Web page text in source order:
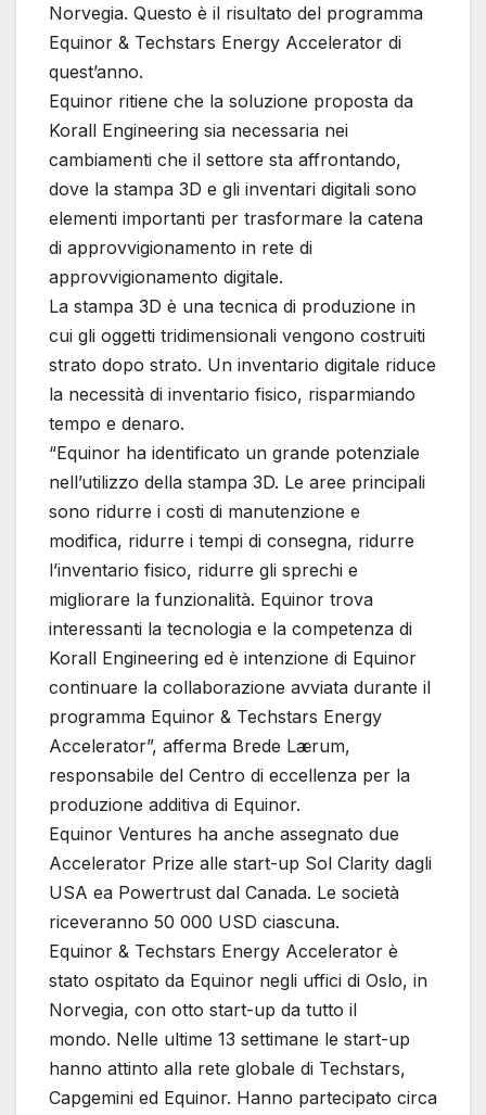
Norvegia. Questo è il risultato del programma
Equinor & Techstars Energy Accelerator di
quest’anno.
Equinor ritiene che la soluzione proposta da
Korall Engineering sia necessaria nei
cambiamenti che il settore sta affrontando,
dove la stampa 3D e gli inventari digitali sono
elementi importanti per trasformare la catena
di approvvigionamento in rete di
approvvigionamento digitale.
La stampa 3D è una tecnica di produzione in
cui gli oggetti tridimensionali vengono costruiti
strato dopo strato. Un inventario digitale riduce
la necessità di inventario fisico, risparmiando
tempo e denaro.
“Equinor ha identificato un grande potenziale
nell’utilizzo della stampa 3D. Le aree principali
sono ridurre i costi di manutenzione e
modifica, ridurre i tempi di consegna, ridurre
l’inventario fisico, ridurre gli sprechi e
migliorare la funzionalità. Equinor trova
interessanti la tecnologia e la competenza di
Korall Engineering ed è intenzione di Equinor
continuare la collaborazione avviata durante il
programma Equinor & Techstars Energy
Accelerator”, afferma Brede Lærum,
responsabile del Centro di eccellenza per la
produzione additiva di Equinor.
Equinor Ventures ha anche assegnato due
Accelerator Prize alle start-up Sol Clarity dagli
USA ea Powertrust dal Canada. Le società
riceveranno 50 000 USD ciascuna.
Equinor & Techstars Energy Accelerator è
stato ospitato da Equinor negli uffici di Oslo, in
Norvegia, con otto start-up da tutto il
mondo. Nelle ultime 13 settimane le start-up
hanno attinto alla rete globale di Techstars,
Capgemini ed Equinor. Hanno partecipato circa